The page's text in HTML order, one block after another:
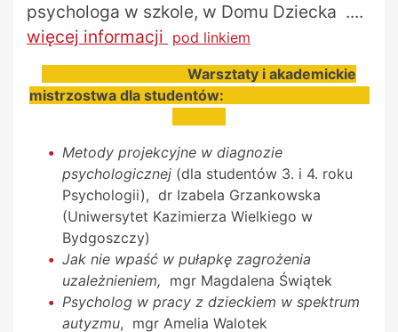
psychologa w szkole, w Domu Dziecka ....
więcej informacji pod linkiem
Warsztaty i akademickie
mistrzostwa dla studentów:
Metody projekcyjne w diagnozie
psychologicznej (dla studentów 3. i 4. roku
Psychologii), dr Izabela Grzankowska
(Uniwersytet Kazimierza Wielkiego w
Bydgoszczy)
Jak nie wpaść w pułapkę zagrożenia
uzależnieniem, mgr Magdalena Świątek
Psycholog w pracy z dzieckiem w spektrum
autyzmu, mgr Amelia Walotek